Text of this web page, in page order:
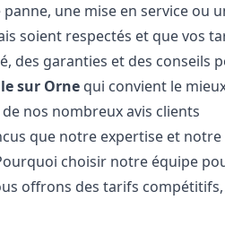
une mise en service ou
soient respectés et que vos
des garanties et des conseils
sur Orne qui convient le
nos nombreux avis clients
que notre expertise et notre
choisir notre équipe
offrons des tarifs compétitifs,